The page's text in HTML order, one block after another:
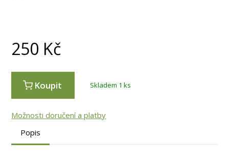
250 Kč
Koupit Skladem 1 ks
Možnosti doručení a platby
Popis